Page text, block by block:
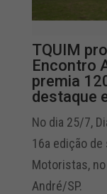
TQUIM
Encontro
premia
destaque
No dia 25/7,
16a edição
Motoristas, no
André/SP.